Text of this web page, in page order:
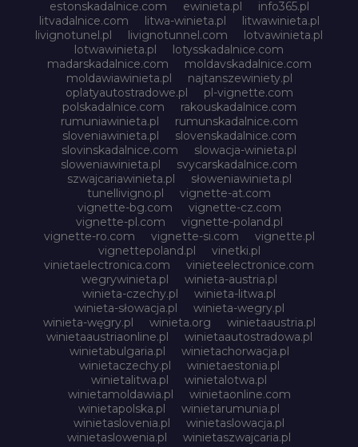
estonskadalnice.com
ewinieta.pl
info365.pl
litvadalnice.com
litwa-winieta.pl
litwawinieta.pl
livignotunel.pl
livignotunnel.com
lotvawinieta.pl
lotwawinieta.pl
lotysskadalnice.com
madarskadalnice.com
moldavskadalnice.com
moldawiawinieta.pl
najtanszewiniety.pl
oplatyautostradowe.pl
pl-vignette.com
polskadalnice.com
rakouskadalnice.com
rumuniawinieta.pl
rumunskadalnice.com
sloveniawinieta.pl
slovenskadalnice.com
slovinskadalnice.com
slowacja-winieta.pl
sloweniawinieta.pl
svycarskadalnice.com
szwajcariawinieta.pl
słoweniawinieta.pl
tunellivigno.pl
vignette-at.com
vignette-bg.com
vignette-cz.com
vignette-pl.com
vignette-poland.pl
vignette-ro.com
vignette-si.com
vignette.pl
vignettepoland.pl
vinetki.pl
vinietaelectronica.com
vinieteelectronice.com
wegrywinieta.pl
winieta-austria.pl
winieta-czechy.pl
winieta-litwa.pl
winieta-słowacja.pl
winieta-wegry.pl
winieta-węgry.pl
winieta.org
winietaaustria.pl
winietaaustriaonline.pl
winietaautostradowa.pl
winietabulgaria.pl
winietachorwacja.pl
winietaczechy.pl
winietaestonia.pl
winietalitwa.pl
winietalotwa.pl
winietamoldawia.pl
winietaonline.com
winietapolska.pl
winietarumunia.pl
winietaslovenia.pl
winietaslowacja.pl
winietaslowenia.pl
winietaszwajcaria.pl